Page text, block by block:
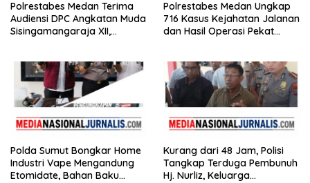
Polrestabes Medan Terima
Audiensi DPC Angkatan Muda
Sisingamangaraja XII,
Polrestabes Medan Ungkap
716 Kasus Kejahatan Jalanan
dan Hasil Operasi Pekat
Polda Sumut Bongkar Home
Industri Vape Mengandung
Etomidate, Bahan Baku
Kurang dari 48 Jam, Polisi
Tangkap Terduga Pembunuh
Hj. Nurliz, Keluarga